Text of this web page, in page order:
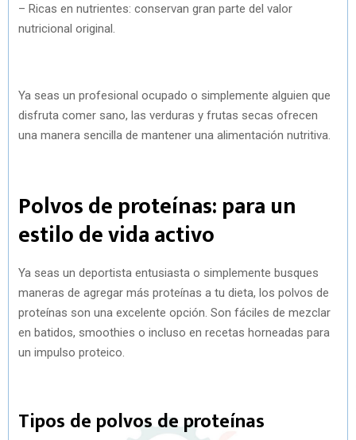
– Ricas en nutrientes: conservan gran parte del valor
nutricional original.
Ya seas un profesional ocupado o simplemente alguien que
disfruta comer sano, las verduras y frutas secas ofrecen
una manera sencilla de mantener una alimentación nutritiva.
Polvos de proteínas: para un
estilo de vida activo
Ya seas un deportista entusiasta o simplemente busques
maneras de agregar más proteínas a tu dieta, los polvos de
proteínas son una excelente opción. Son fáciles de mezclar
en batidos, smoothies o incluso en recetas horneadas para
un impulso proteico.
Tipos de polvos de proteínas